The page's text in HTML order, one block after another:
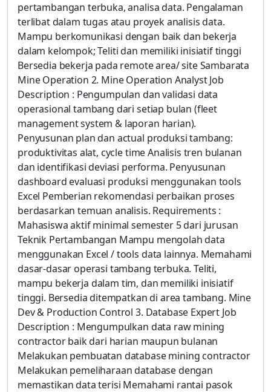
pertambangan terbuka, analisa data. Pengalaman
terlibat dalam tugas atau proyek analisis data.
Mampu berkomunikasi dengan baik dan bekerja
dalam kelompok; Teliti dan memiliki inisiatif tinggi
Bersedia bekerja pada remote area/ site Sambarata
Mine Operation 2. Mine Operation Analyst Job
Description : Pengumpulan dan validasi data
operasional tambang dari setiap bulan (fleet
management system & laporan harian).
Penyusunan plan dan actual produksi tambang:
produktivitas alat, cycle time Analisis tren bulanan
dan identifikasi deviasi performa. Penyusunan
dashboard evaluasi produksi menggunakan tools
Excel Pemberian rekomendasi perbaikan proses
berdasarkan temuan analisis. Requirements :
Mahasiswa aktif minimal semester 5 dari jurusan
Teknik Pertambangan Mampu mengolah data
menggunakan Excel / tools data lainnya. Memahami
dasar-dasar operasi tambang terbuka. Teliti,
mampu bekerja dalam tim, dan memiliki inisiatif
tinggi. Bersedia ditempatkan di area tambang. Mine
Dev & Production Control 3. Database Expert Job
Description : Mengumpulkan data raw mining
contractor baik dari harian maupun bulanan
Melakukan pembuatan database mining contractor
Melakukan pemeliharaan database dengan
memastikan data terisi Memahami rantai pasok